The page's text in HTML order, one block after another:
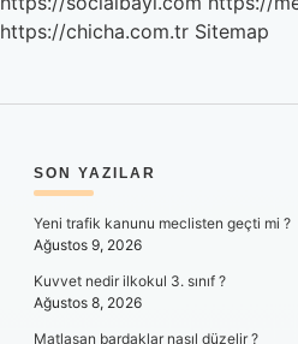
https://chicha.com.tr Sitemap
SIDEBAR
SON YAZILAR
Yeni trafik kanunu meclisten geçti mi ?
Ağustos 9, 2026
Kuvvet nedir ilkokul 3. sınıf ?
Ağustos 8, 2026
Matlaşan bardaklar nasıl düzelir ?